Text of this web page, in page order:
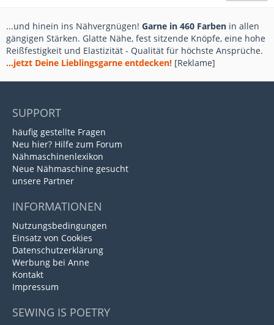
...und hinein ins Nähvergnügen! Garne in 460 Farben in allen
gängigen Stärken. Glatte Nähe, fest sitzende Knöpfe, eine hohe
Reißfestigkeit und Elastizität - Qualität für höchste Ansprüche.
...jetzt Deine Lieblingsgarne entdecken! [Reklame]
SUPPORT
häufig gestellte Fragen
Neu hier? Hilfe zum Forum
Nähmaschinenlexikon
Neue Nähmaschine gesucht
unsere Partner
INFORMATIONEN
Nutzungsbedingungen
Einsatz von Cookies
Datenschutzerklärung
Werbung bei Anne
Kontakt
Impressum
SEWING IS POETRY